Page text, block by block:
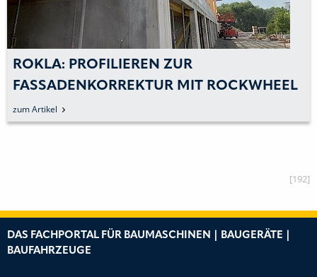
ROKLA: PROFILIEREN ZUR
FASSADENKORREKTUR MIT ROCKWHEEL
zum Artikel
[192]
DAS FACHPORTAL FÜR BAUMASCHINEN | BAUGERÄTE |
BAUFAHRZEUGE